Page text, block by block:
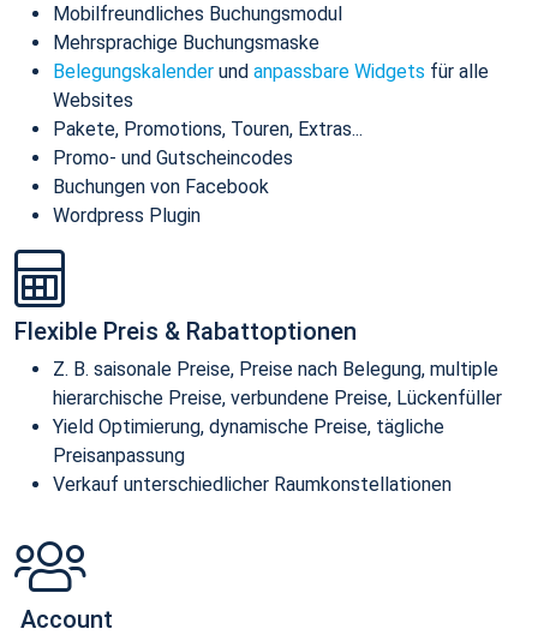
Mobilfreundliches Buchungsmodul
Mehrsprachige Buchungsmaske
Belegungskalender und anpassbare Widgets für alle
Websites
Pakete, Promotions, Touren, Extras...
Promo- und Gutscheincodes
Buchungen von Facebook
Wordpress Plugin
Flexible Preis & Rabattoptionen
Z. B. saisonale Preise, Preise nach Belegung, multiple
hierarchische Preise, verbundene Preise, Lückenfüller
Yield Optimierung, dynamische Preise, tägliche
Preisanpassung
Verkauf unterschiedlicher Raumkonstellationen
Account